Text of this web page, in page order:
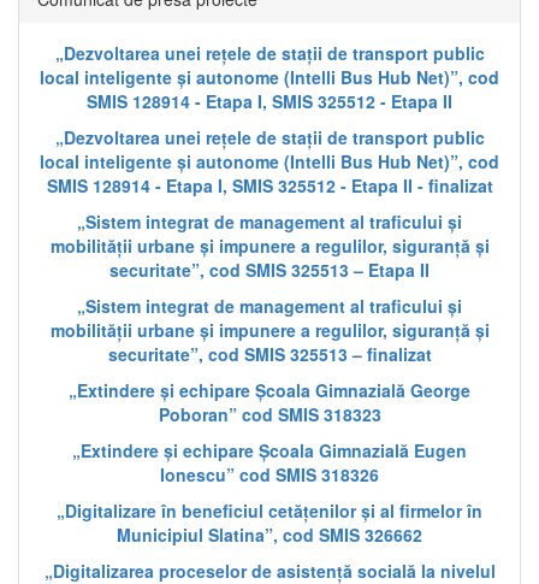
„Dezvoltarea unei rețele de stații de transport public
local inteligente și autonome (Intelli Bus Hub Net)”, cod
SMIS 128914 - Etapa I, SMIS 325512 - Etapa II
„Dezvoltarea unei rețele de stații de transport public
local inteligente și autonome (Intelli Bus Hub Net)”, cod
SMIS 128914 - Etapa I, SMIS 325512 - Etapa II - finalizat
„Sistem integrat de management al traficului și
mobilității urbane și impunere a regulilor, siguranță și
securitate”, cod SMIS 325513 – Etapa II
„Sistem integrat de management al traficului și
mobilității urbane și impunere a regulilor, siguranță și
securitate”, cod SMIS 325513 – finalizat
„Extindere și echipare Școala Gimnazială George
Poboran” cod SMIS 318323
„Extindere și echipare Școala Gimnazială Eugen
Ionescu” cod SMIS 318326
„Digitalizare în beneficiul cetățenilor și al firmelor în
Municipiul Slatina”, cod SMIS 326662
„Digitalizarea proceselor de asistență socială la nivelul